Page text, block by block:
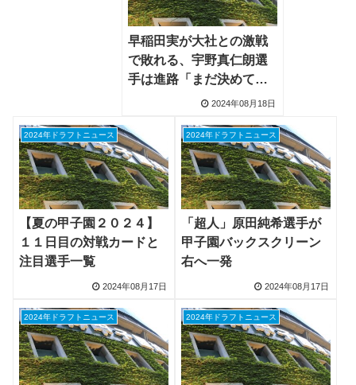
早稲田実が大社との激戦
で敗れる、宇野真仁朗選
手は進路「まだ決めてい
2024年08月18日
2024年ドラフトニュース
【夏の甲子園２０２４】
１１日目の対戦カードと
注目選手一覧
2024年08月17日
2024年ドラフトニュース
「超人」原田純希選手が
甲子園バックスクリーン
右へ一発
2024年08月17日
2024年ドラフトニュース 2024年ドラフトニュース